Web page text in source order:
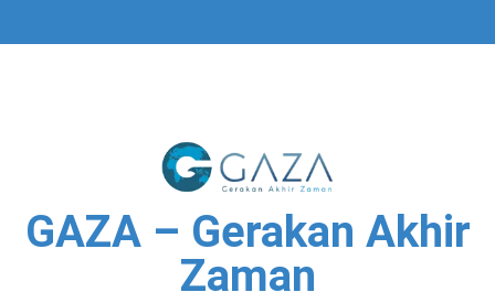
GAZA – Gerakan Akhir
Zaman